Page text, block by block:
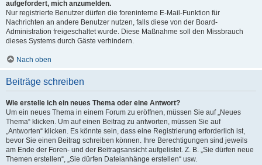
aufgefordert, mich anzumelden.
Nur registrierte Benutzer dürfen die foreninterne E-Mail-Funktion für
Nachrichten an andere Benutzer nutzen, falls diese von der Board-
Administration freigeschaltet wurde. Diese Maßnahme soll den Missbrauch
dieses Systems durch Gäste verhindern.
Nach oben
Beiträge schreiben
Wie erstelle ich ein neues Thema oder eine Antwort?
Um ein neues Thema in einem Forum zu eröffnen, müssen Sie auf „Neues
Thema“ klicken. Um auf einen Beitrag zu antworten, müssen Sie auf
„Antworten“ klicken. Es könnte sein, dass eine Registrierung erforderlich ist,
bevor Sie einen Beitrag schreiben können. Ihre Berechtigungen sind jeweils
am Ende der Foren- und der Beitragsansicht aufgelistet. Z. B. „Sie dürfen neue
Themen erstellen“, „Sie dürfen Dateianhänge erstellen“ usw.